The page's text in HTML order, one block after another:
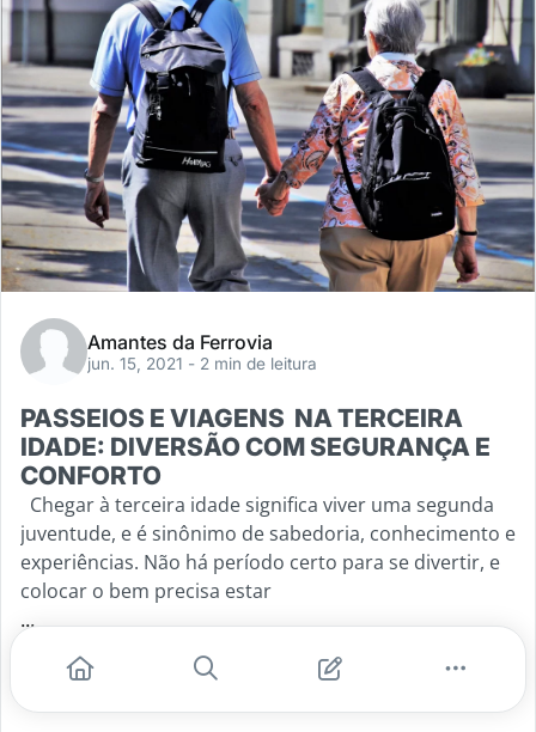
Amantes da Ferrovia
jun. 15, 2021 - 2 min de leitura
PASSEIOS E VIAGENS NA TERCEIRA
IDADE: DIVERSÃO COM SEGURANÇA E
CONFORTO
Chegar à terceira idade significa viver uma segunda
juventude, e é sinônimo de sabedoria, conhecimento e
experiências. Não há período certo para se divertir, e
colocar o bem precisa estar
...
#turismo #serraverdeexpress #idosos
#melhoridade